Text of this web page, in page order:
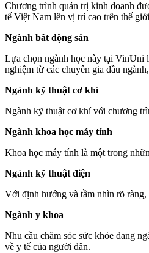
Chương trình quản trị kinh doanh
tế Việt Nam lên vị trí cao trên thế
Ngành bất động sản
Lựa chọn ngành học này tại VinUni
nghiệm từ các chuyên gia đầu
Ngành kỹ thuật cơ khí
Ngành kỹ thuật cơ khí với chương
Ngành khoa học máy tính
Khoa học máy tính là một trong
Ngành kỹ thuật điện
Với định hướng và tầm nhìn rõ
Ngành y khoa
Nhu cầu chăm sóc sức khỏe đang
về y tế của người dân.